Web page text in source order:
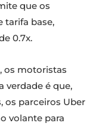
que os
tarifa base,
0.7x.
os motoristas
verdade é que,
os parceiros Uber
volante para